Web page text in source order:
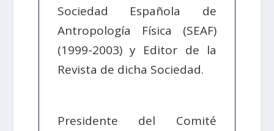
Sociedad Española de
Antropología Física (SEAF)
(1999-2003) y Editor de la
Revista de dicha Sociedad.
Presidente del Comité